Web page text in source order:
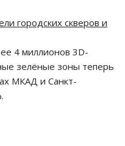
городских скверов и
4 миллионов 3D-
зелёные зоны теперь
МКАД и Санкт-